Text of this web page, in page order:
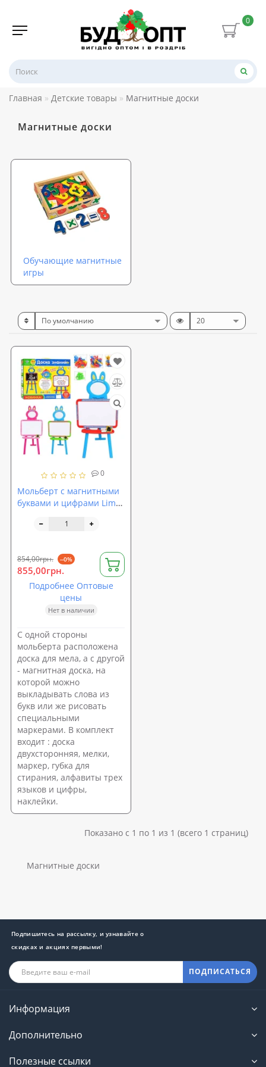
0
Главная Детские товары Магнитные доски
Магнитные доски
Обучающие магнитные
игры
0
Мольберт с магнитными
буквами и цифрами Limo
854,00грн. --0%
855,00грн.
Подробнее Оптовые
цены
Нет в наличии
С одной стороны
мольберта расположена
доска для мела, а с другой
- магнитная доска, на
которой можно
выкладывать слова из
букв или же рисовать
специальными
маркерами. В комплект
входит : доска
двухсторонняя, мелки,
маркер, губка для
стирания, алфавиты трех
языков и цифры,
наклейки.
Показано с 1 по 1 из 1 (всего 1 страниц)
Магнитные доски
Подпишитесь на рассылку, и узнавайте о
скидках и акциях первыми!
ПОДПИСАТЬСЯ
Информация
Дополнительно
Полезные ссылки